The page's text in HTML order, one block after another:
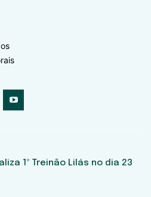
1º Treinão Lilás no dia 23